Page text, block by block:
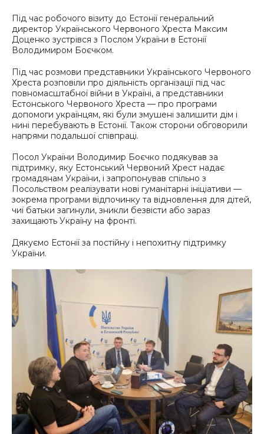
Під час робочого візиту до Естонії генеральний
директор Українського Червоного Хреста Максим
Доценко зустрівся з Послом України в Естонії
Володимиром Боєчком.
Під час розмови представники Українського Червоного
Хреста розповіли про діяльність організації під час
повномасштабної війни в Україні, а представники
Естонського Червоного Хреста — про програми
допомоги українцям, які були змушені залишити дім і
нині перебувають в Естонії. Також сторони обговорили
напрями подальшої співпраці.
Посол України Володимир Боєчко подякував за
підтримку, яку Естонський Червоний Хрест надає
громадянам України, і запропонував спільно з
Посольством реалізувати нові гуманітарні ініціативи —
зокрема програми відпочинку та відновлення для дітей,
чиї батьки загинули, зникли безвісти або зараз
захищають Україну на фронті.
Дякуємо Естонії за постійну і непохитну підтримку
України.